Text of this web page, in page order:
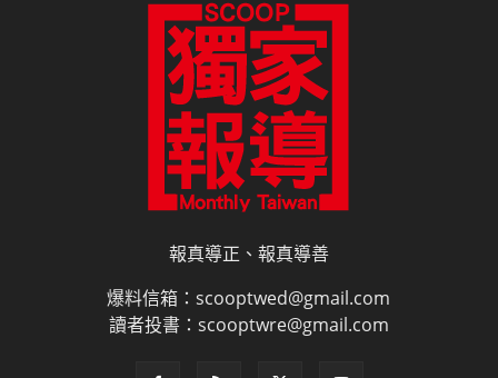
報真導正、報真導善
爆料信箱：scooptwed@gmail.com
讀者投書：scooptwre@gmail.com